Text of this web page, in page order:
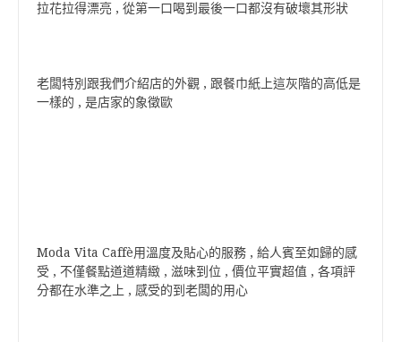
拉花拉得漂亮 , 從第一口喝到最後一口都沒有破壞其形狀
老闆特別跟我們介紹店的外觀 , 跟餐巾紙上這灰階的高低是
一樣的 , 是店家的象徵歐
Moda Vita Caffè用溫度及貼心的服務 , 給人賓至如歸的感
受 , 不僅餐點道道精緻 , 滋味到位 , 價位平實超值 , 各項評
分都在水準之上 , 感受的到老闆的用心